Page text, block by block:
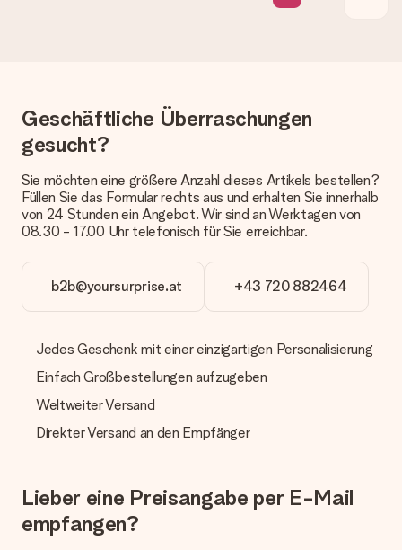
Die aktuelle Lieferzeit steht jeweils auf der Produktseite bei
Derzeit können wir (noch) keine verschiedenen Lieferoptionen
anbieten. Das Geschenk, das bestellt wird, wird als Paket oder
Päckchen versendet. Möchtest du wissen, ob es als Paket
Kundenservice.
Zahlung
Wir bieten die folgenden Zahlungsoptionen an: Vorauskasse
mit normaler Überweisung, Sofortüberweisung, Paypal,
Kreditkarte oder auf Rechnung über Klarna. Bei einer
manuellen Überweisung verlängert sich die Lieferzeit des
Geschenk empfangen
Was, wenn das Geschenk meine Erwartungen nicht
erfüllt?
Sollte das Geschenk wider Erwarten deine Erwartungen nicht
Wird die Rechnung mit der Bestellung mitverschickt?
Alle Lieferungen erfolgen ohne Rechnung und/oder
Geschäftliche Überraschungen
gesucht?
Sie möchten eine größere Anzahl dieses Artikels bestellen?
Füllen Sie das Formular rechts aus und erhalten Sie innerhalb
von 24 Stunden ein Angebot. Wir sind an Werktagen von
08.30 - 17.00 Uhr telefonisch für Sie erreichbar.
b2b@yoursurprise.at +43 720 882464
Jedes Geschenk mit einer einzigartigen Personalisierung
Einfach Großbestellungen aufzugeben
Weltweiter Versand
Direkter Versand an den Empfänger
Lieber eine Preisangabe per E-Mail
empfangen?